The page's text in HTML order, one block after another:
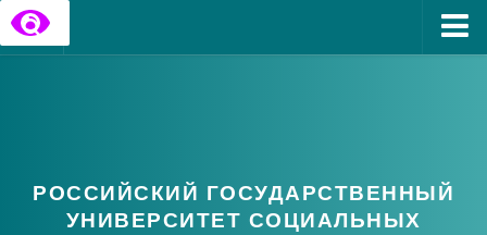
Часто задаваемые вопросы
РОССИЙСКИЙ ГОСУДАРСТВЕННЫЙ
УНИВЕРСИТЕТ СОЦИАЛЬНЫХ